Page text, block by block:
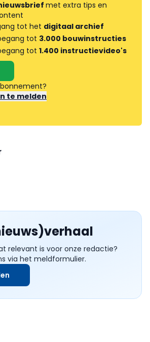
met extra tips en
tot het digitaal archief
tot 3.000 bouwinstructies
tot 1.400 instructievideo's
te melden
relevant is voor onze redactie?
via het meldformulier.